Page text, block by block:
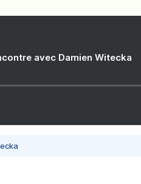
avec Damien Witecka